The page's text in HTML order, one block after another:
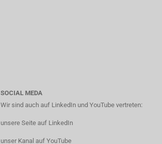
SOCIAL MEDA
Wir sind auch auf LinkedIn und YouTube vertreten:
unsere Seite auf LinkedIn
unser Kanal auf YouTube